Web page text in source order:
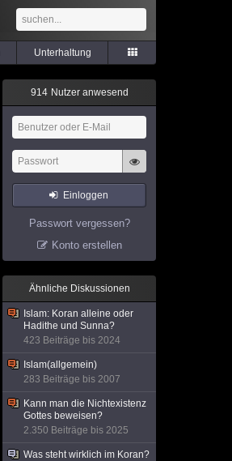
Unterhaltung
914 Nutzer anwesend
Einloggen
Passwort vergessen?
Konto erstellen
Ähnliche Diskussionen
Islam: Koran alleine oder
Hadithe und Sunna?
423 Beiträge bis 2024
Islam(allgemein)
283 Beiträge bis 2007
Kann man die Nichtexistenz
Gottes beweisen?
2.350 Beiträge bis 2025
Was steht wirklich im Koran?